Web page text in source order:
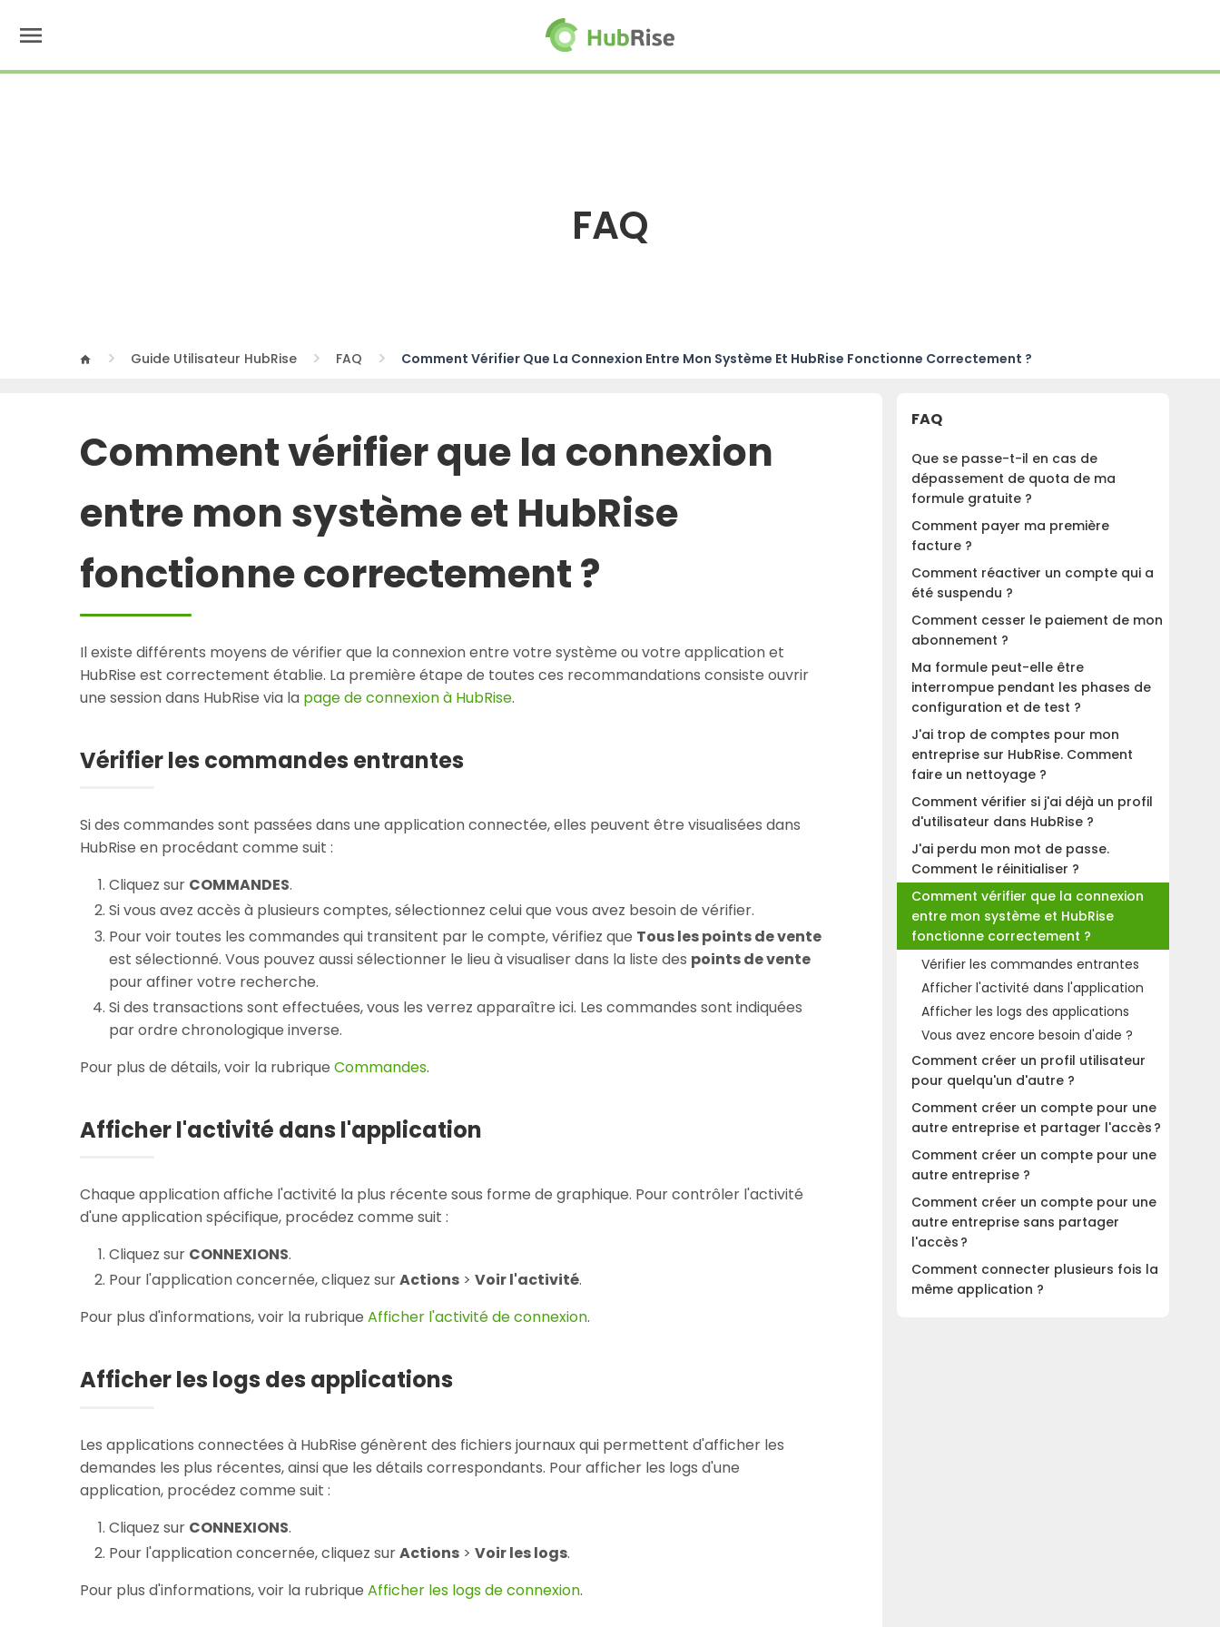
menu
FAQ
home Guide Utilisateur HubRise FAQ Comment Vérifier Que La Connexion Entre Mon Système Et HubRise Fonctionne Correctement ?
FAQ
Que se passe-t-il en cas de
dépassement de quota de ma
formule gratuite ?
Comment payer ma première
facture ?
Comment réactiver un compte qui a
été suspendu ?
Comment cesser le paiement de mon
abonnement ?
Ma formule peut-elle être
interrompue pendant les phases de
configuration et de test ?
J'ai trop de comptes pour mon
entreprise sur HubRise. Comment
faire un nettoyage ?
Comment vérifier si j'ai déjà un profil
d'utilisateur dans HubRise ?
J'ai perdu mon mot de passe.
Comment le réinitialiser ?
Comment vérifier que la connexion
entre mon système et HubRise
fonctionne correctement ?
Vérifier les commandes entrantes
Afficher l'activité dans l'application
Afficher les logs des applications
Vous avez encore besoin d'aide ?
Comment créer un profil utilisateur
pour quelqu'un d'autre ?
Comment créer un compte pour une
autre entreprise et partager l'accès ?
Comment créer un compte pour une
autre entreprise ?
Comment créer un compte pour une
autre entreprise sans partager
l'accès ?
Comment connecter plusieurs fois la
même application ?
Comment vérifier que la connexion
entre mon système et HubRise
fonctionne correctement ?
Il existe différents moyens de vérifier que la connexion entre votre système ou votre application et
HubRise est correctement établie. La première étape de toutes ces recommandations consiste ouvrir
une session dans HubRise via la page de connexion à HubRise.
Vérifier les commandes entrantes
Si des commandes sont passées dans une application connectée, elles peuvent être visualisées dans
HubRise en procédant comme suit :
Cliquez sur COMMANDES.
Si vous avez accès à plusieurs comptes, sélectionnez celui que vous avez besoin de vérifier.
Pour voir toutes les commandes qui transitent par le compte, vérifiez que Tous les points de vente
est sélectionné. Vous pouvez aussi sélectionner le lieu à visualiser dans la liste des points de vente
pour affiner votre recherche.
Si des transactions sont effectuées, vous les verrez apparaître ici. Les commandes sont indiquées
par ordre chronologique inverse.
Pour plus de détails, voir la rubrique Commandes.
Afficher l'activité dans l'application
Chaque application affiche l'activité la plus récente sous forme de graphique. Pour contrôler l'activité
d'une application spécifique, procédez comme suit :
Cliquez sur CONNEXIONS.
Pour l'application concernée, cliquez surActions > Voir l'activité.
Pour plus d'informations, voir la rubrique Afficher l'activité de connexion.
Afficher les logs des applications
Les applications connectées à HubRise génèrent des fichiers journaux qui permettent d'afficher les
demandes les plus récentes, ainsi que les détails correspondants. Pour afficher les logs d'une
application, procédez comme suit :
Cliquez sur CONNEXIONS.
Pour l'application concernée, cliquez surActions > Voir les logs.
Pour plus d'informations, voir la rubrique Afficher les logs de connexion.